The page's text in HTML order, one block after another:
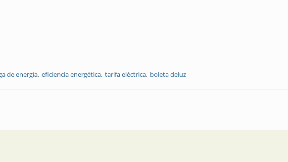
de energía eficiencia energética tarifa eléctrica boleta deluz
cortes de la energía